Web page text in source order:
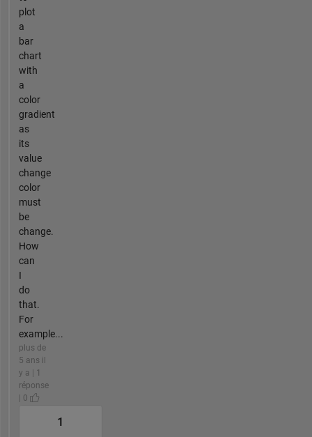
plot
a
bar
chart
with
a
color
gradient
as
its
value
change
color
must
be
change.
How
can
I
do
that.
For
example...
plus de
5 ans il
y a | 1
réponse
| 0
1